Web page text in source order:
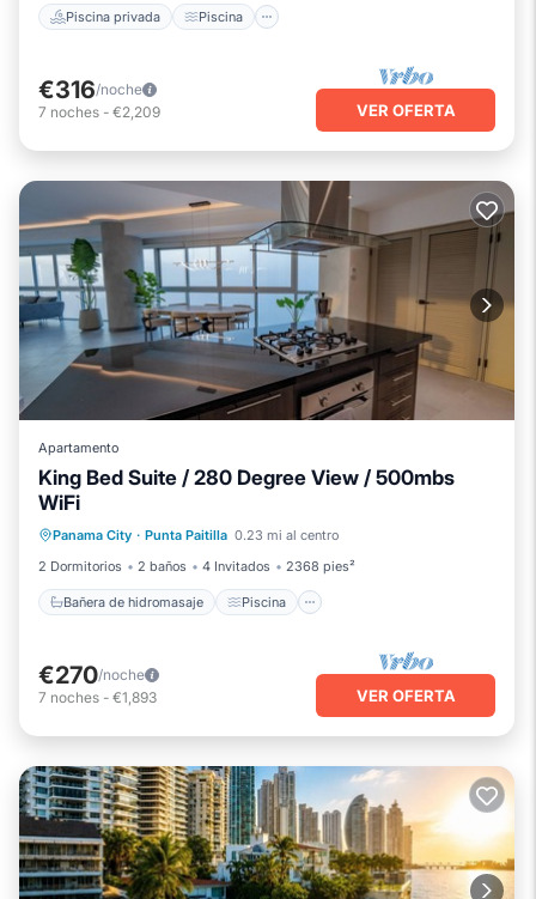
Piscina privada Piscina
€316/noche
7 noches - €2,209 VER OFERTA
Apartamento
King Bed Suite / 280 Degree View / 500mbs
WiFi
Panama City · Punta Paitilla 0.23 mi al centro
2 Dormitorios
2 baños 4 Invitados 2368 pies²
Bañera de hidromasaje Piscina
Cocina
Aire acondicionado
€270/noche
7 noches - €1,893 VER OFERTA